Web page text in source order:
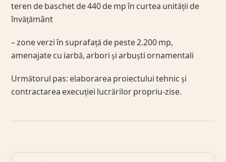
teren de baschet de 440 de mp în curtea unității de
învățământ
– zone verzi în suprafață de peste 2.200 mp,
amenajate cu iarbă, arbori și arbuști ornamentali
Următorul pas: elaborarea proiectului tehnic și
contractarea execuției lucrărilor propriu-zise.